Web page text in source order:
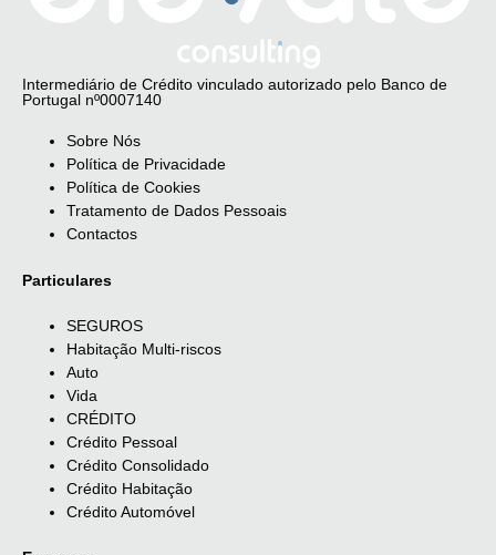
Intermediário de Crédito vinculado autorizado pelo Banco de
Portugal nº0007140
Sobre Nós
Política de Privacidade
Política de Cookies
Tratamento de Dados Pessoais
Contactos
Particulares
SEGUROS
Habitação Multi-riscos
Auto
Vida
CRÉDITO
Crédito Pessoal
Crédito Consolidado
Crédito Habitação
Crédito Automóvel